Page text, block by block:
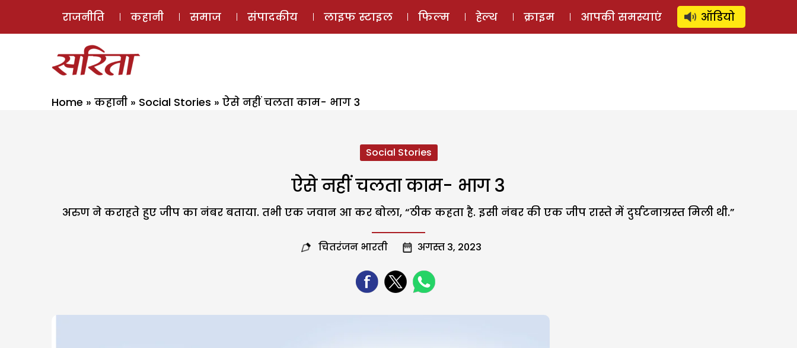
ई-मैगज़ीन ऑडियो स्टोरी लॉग इन ⚲ SUBSCRIBE
राजनीति कहानी समाज संपादकीय लाइफ स्टाइल फिल्म हेल्थ क्राइम आपकी समस्याएं ऑडियो
Home » कहानी » Social Stories » ऐसे नहीं चलता काम- भाग 3
Social Stories
ऐसे नहीं चलता काम- भाग 3
अरुण ने कराहते हुए जीप का नंबर बताया. तभी एक जवान आ कर बोला, “ठीक कहता है. इसी नंबर की एक जीप रास्ते में दुर्घटनाग्रस्त मिली थी.”
चितरंजन भारती अगस्त 3, 2023